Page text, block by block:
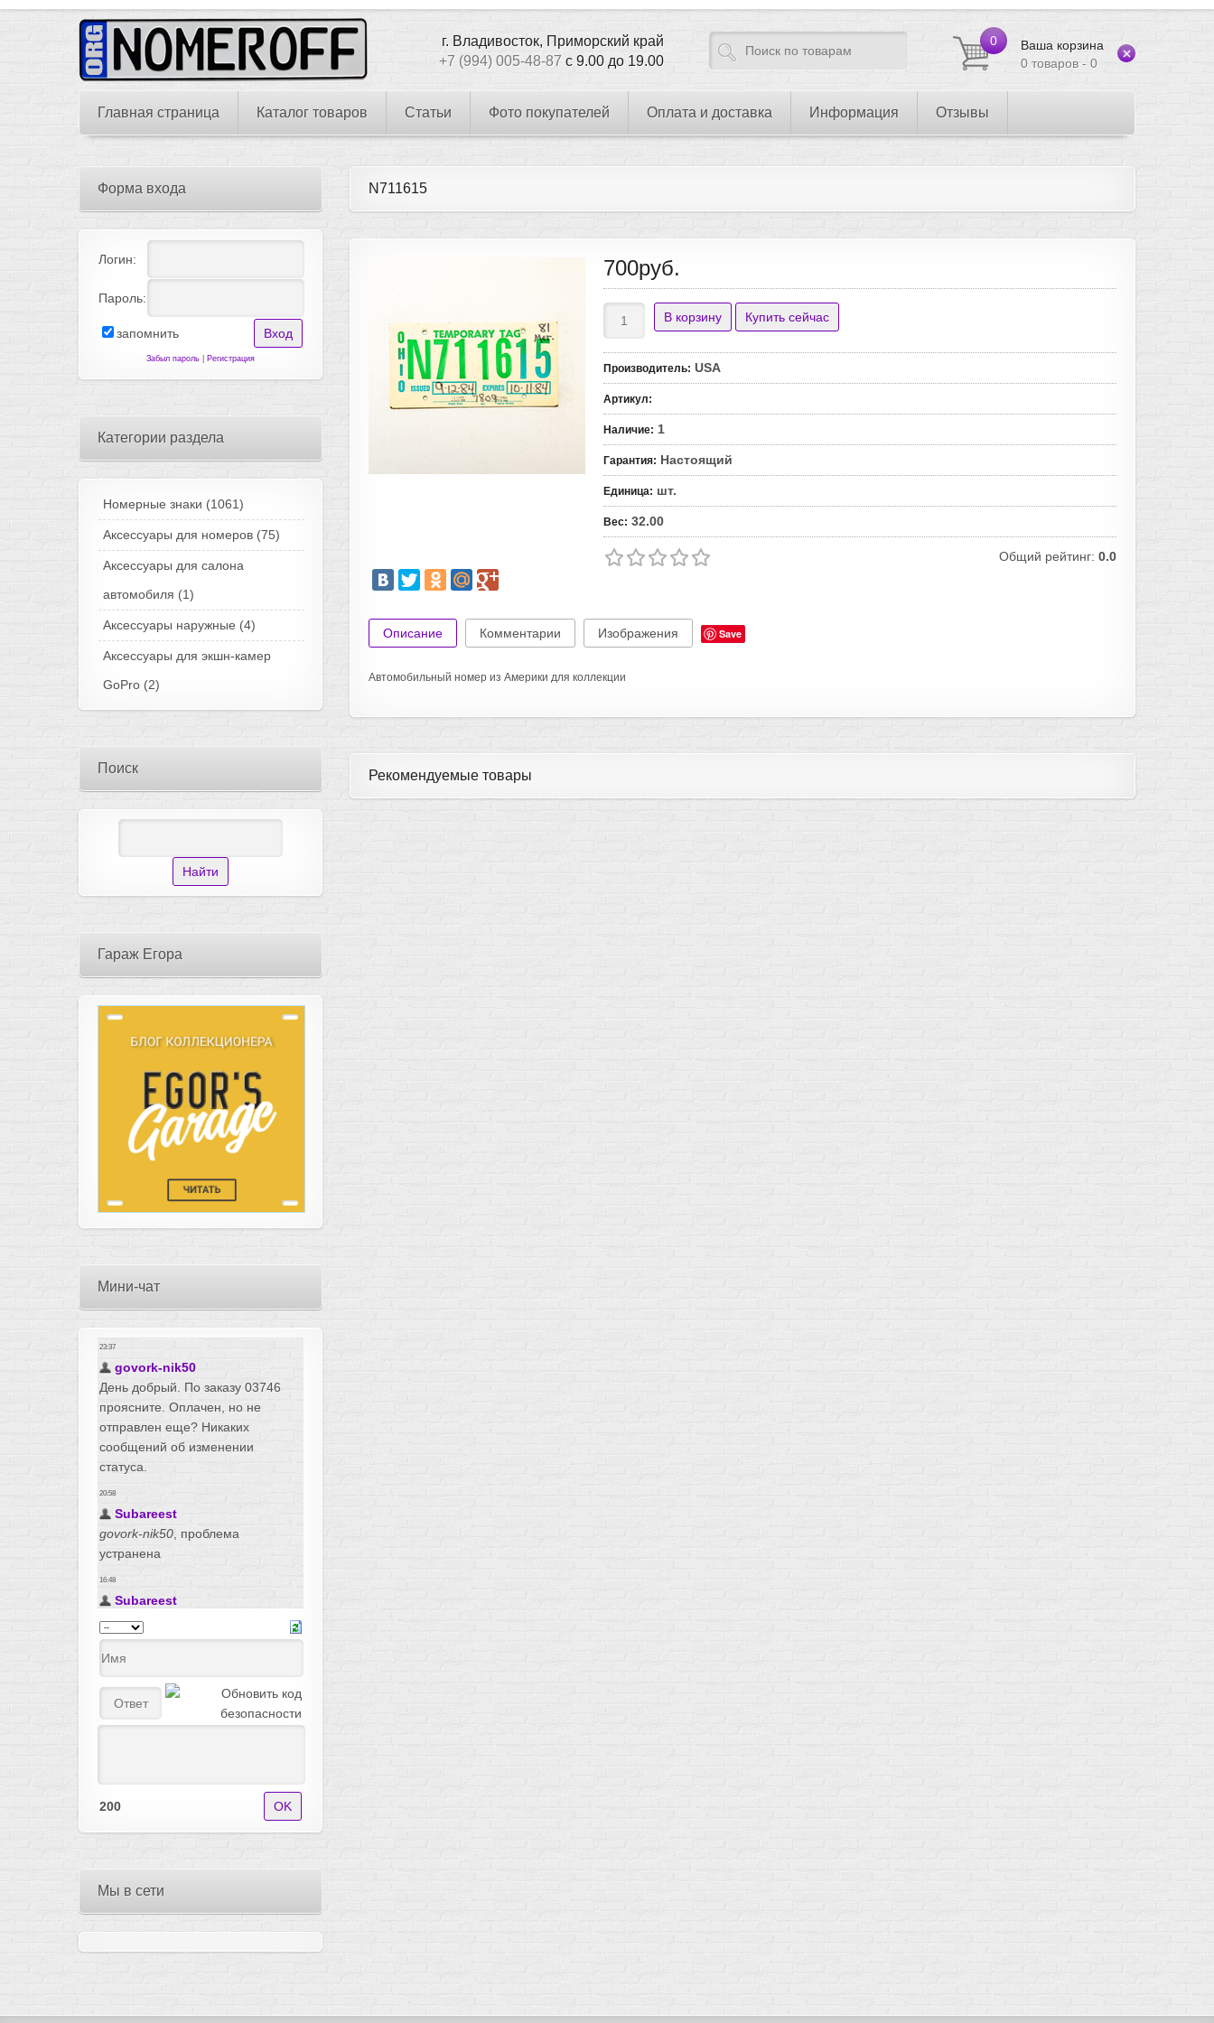
0
Ваша корзина
0 товаров - 0
г. Владивосток, Приморский край
+7 (994) 005-48-87 с 9.00 до 19.00
Главная страница Каталог товаров Статьи Фото покупателей Оплата и доставка Информация Отзывы
N711615
700руб.
Производитель: USA
Артикул:
Наличие: 1
Гарантия: Настоящий
Единица: шт.
Вес: 32.00
Общий рейтинг: 0.0
Описание Комментарии Изображения Save
Автомобильный номер из Америки для коллекции
Рекомендуемые товары
Форма входа
Логин:
Пароль:
запомнить
Забыл пароль Регистрация
Категории раздела
Номерные знаки (1061)
Аксессуары для номеров (75)
Аксессуары для салона
автомобиля (1)
Аксессуары наружные (4)
Аксессуары для экшн-камер
GoPro (2)
Поиск
Гараж Егора
Мини-чат
200
Мы в сети